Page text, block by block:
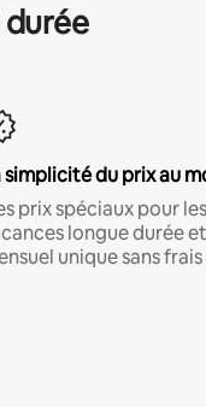
simplicité du prix au
prix spéciaux pour
longue durée
unique sans